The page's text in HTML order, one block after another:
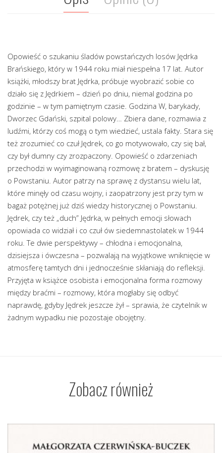
Opowieść o szukaniu śladów powstańczych losów Jędrka
Brańskiego, który w 1944 roku miał niespełna 17 lat. Autor
książki, młodszy brat Jędrka, próbuje wyobrazić sobie co
działo się z Jędrkiem – dzień po dniu, niemal godzina po
godzinie – w tym pamiętnym czasie. Godzina W, barykady,
Dworzec Gdański, szpital polowy… Zbiera dane, rozmawia z
ludźmi, którzy coś mogą o tym wiedzieć, ustala fakty. Stara się
też zrozumieć co czuł Jędrek, co go motywowało, czy się bał,
czy był dumny czy zrozpaczony. Opowieść o zdarzeniach
przechodzi w wyimaginowaną rozmowę z bratem – dyskusję
o Powstaniu. Autor patrzy na sprawę z dystansu wielu lat,
które minęły od czasu wojny, i zaopatrzony jest przy tym w
bagaż potężnej już dziś wiedzy historycznej o Powstaniu.
Jędrek, czy też „duch” Jędrka, w pełnych emocji słowach
opowiada co widział i co czuł ów siedemnastolatek w 1944
roku. Te dwie perspektywy – chłodna i emocjonalna,
dzisiejsza i ówczesna – pozwalają na wyjątkowe wniknięcie w
atmosferę tamtych dni i jednocześnie skłaniają do refleksji.
Przyjęta w książce osobista i emocjonalna forma rozmowy
między braćmi – rozmowy, która mogłaby się odbyć
naprawdę, gdyby Jędrek jeszcze żył – sprawia, że czytelnik w
żadnym wypadku nie pozostaje obojętny.
Zobacz również